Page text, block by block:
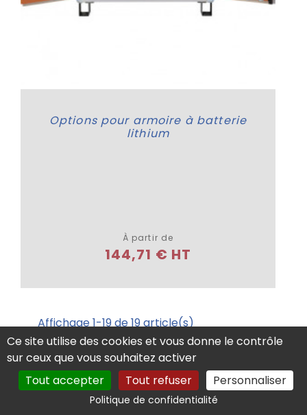
Options pour armoire à batterie
lithium
À partir de
144,71 € HT
Affichage 1-19 de 19 article(s)
VOUS RECHERCHEZ DU MOBILIER
Ce site utilise des cookies et vous donne le contrôle
sur ceux que vous souhaitez activer
Tout accepter
Tout refuser Personnaliser
Politique de confidentialité